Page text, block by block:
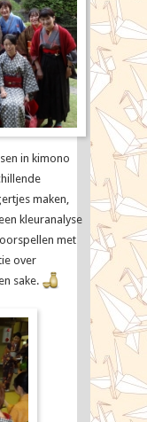
in kimono
maken,
kleuranalyse
met
over
sake.